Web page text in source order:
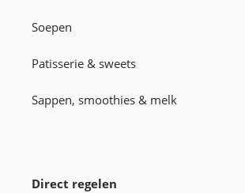
Soepen
Patisserie & sweets
Sappen, smoothies & melk
Direct regelen